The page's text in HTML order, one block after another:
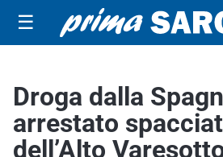
☰
Droga dalla
arrestato
dell’Alto